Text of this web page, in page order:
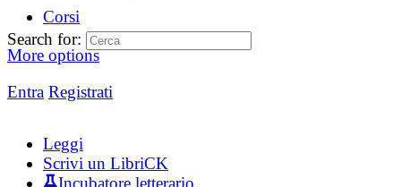
Corsi
More options
Entra Registrati
Search for:
Leggi
Scrivi un LibriCK
Incubatore letterario